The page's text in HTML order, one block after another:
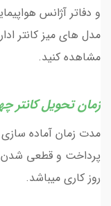
و دفاتر آژانس
مدل های میز کانتر
مشاهده کنید.
زمان تحویل کانتر
مدت زمان آماده سازی
روز کاری میباشد.